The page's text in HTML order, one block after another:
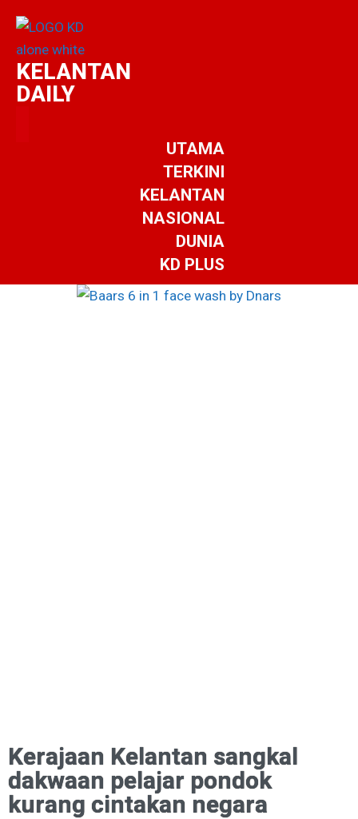
KELANTAN
DAILY
UTAMA
TERKINI
KELANTAN
NASIONAL
DUNIA
KD PLUS
Kerajaan Kelantan sangkal
dakwaan pelajar pondok
kurang cintakan negara